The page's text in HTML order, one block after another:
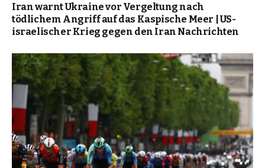
Iran warnt Ukraine vor Vergeltung nach
tödlichem Angriff auf das Kaspische Meer | US-
israelischer Krieg gegen den Iran Nachrichten